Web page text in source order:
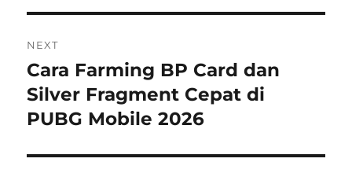
NEXT
Next
post:
Cara Farming BP Card dan
Silver Fragment Cepat di
PUBG Mobile 2026